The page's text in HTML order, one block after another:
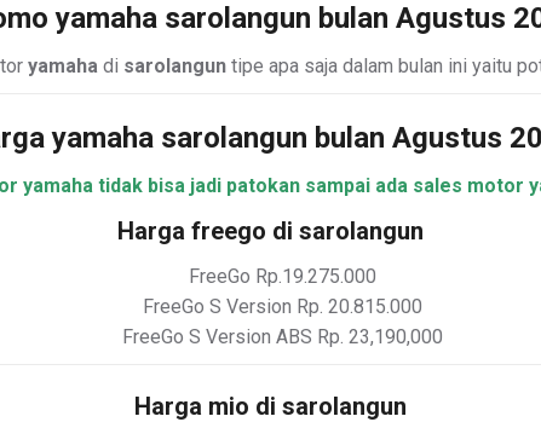
yamaha sarolangun bulan Agustus
yamaha di sarolangun tipe apa saja dalam bulan ini yaitu
yamaha sarolangun bulan Agustus
yamaha tidak bisa jadi patokan sampai ada sales motor
Harga freego di sarolangun
FreeGo Rp.19.275.000
FreeGo S Version Rp. 20.815.000
FreeGo S Version ABS Rp. 23,190,000
Harga mio di sarolangun